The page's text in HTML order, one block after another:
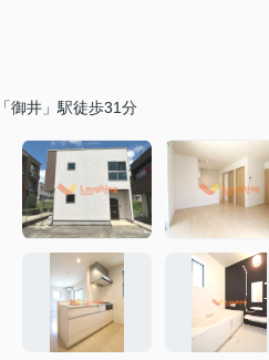
御井」駅徒歩31分